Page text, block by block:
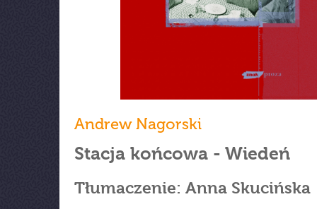
Andrew Nagorski
Stacja końcowa - Wiedeń
Tłumaczenie: Anna Skucińska